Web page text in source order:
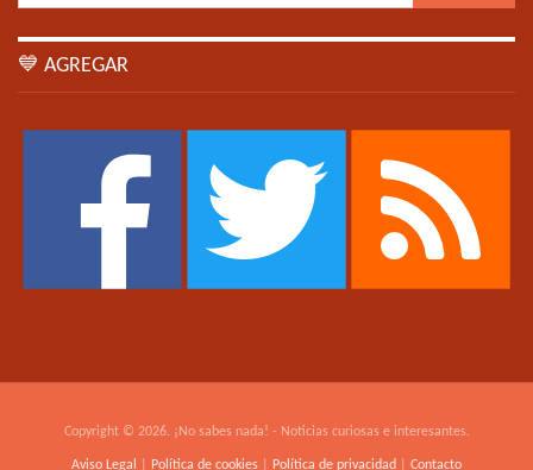
💙 AGREGAR
Copyright © 2026. ¡No sabes nada! - Noticias curiosas e interesantes.
Aviso Legal Política de cookies Política de privacidad Contacto